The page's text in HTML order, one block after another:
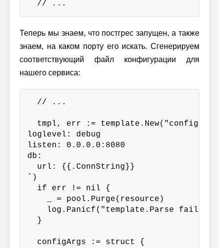
  // ...
Теперь мы знаем, что постгрес запущен, а также
знаем, на каком порту его искать. Сгенерируем
соответствующий файл конфигурации для
нашего сервиса:
  // ...
tmpl, err :=
loglevel: debug
listen: 0.0.0.0:8080
db:
  url: {{.ConnString}}
`)
  if err != nil {
    _ = pool.Purge(resource)
log.Panicf("template.Parse failed:
  }
  configArgs := struct {